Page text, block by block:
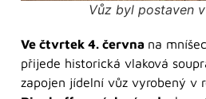
Vůz byl postaven
Ve čtvrtek 4. června na
přijede historická vlaková
zapojen jídelní vůz vyrobený v